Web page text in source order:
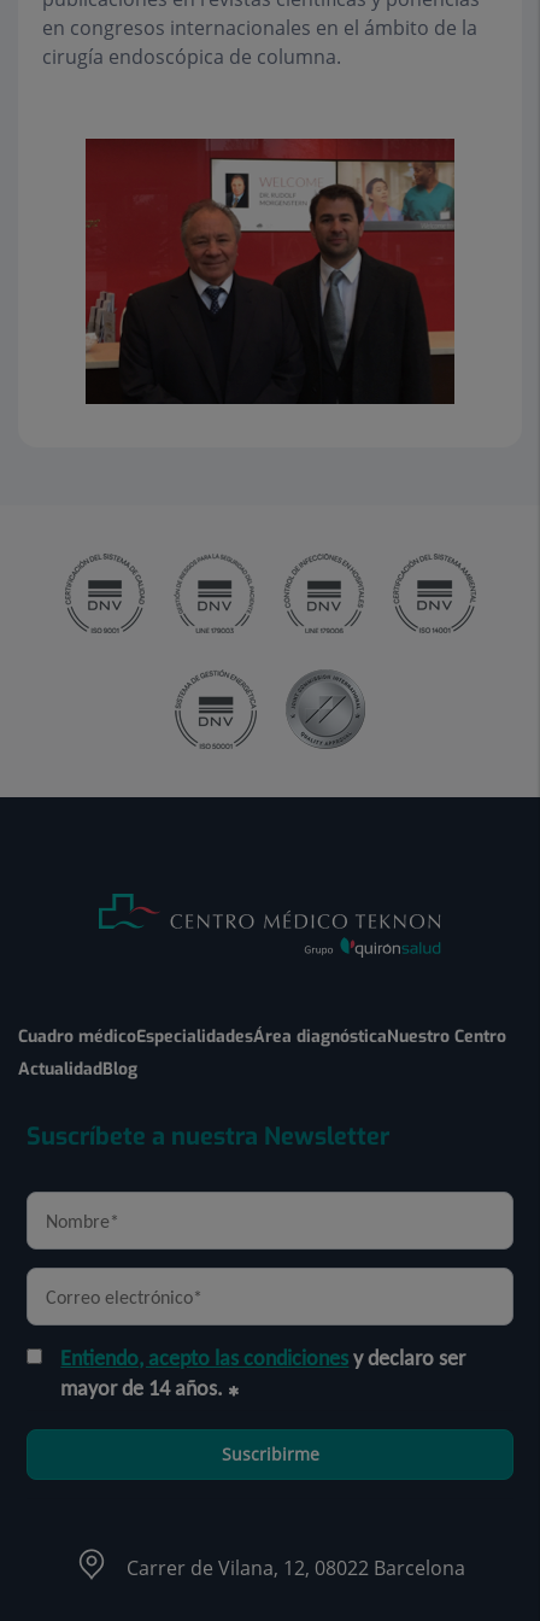
en congresos internacionales en el ámbito de la
cirugía endoscópica de columna.
Cuadro médicoEspecialidadesÁrea diagnósticaNuestro Centro
ActualidadBlog
Suscríbete a nuestra Newsletter
Entiendo, acepto las condicionesy declaro ser
mayor de 14 años.
Suscribirme
Carrer de Vilana, 12, 08022 Barcelona